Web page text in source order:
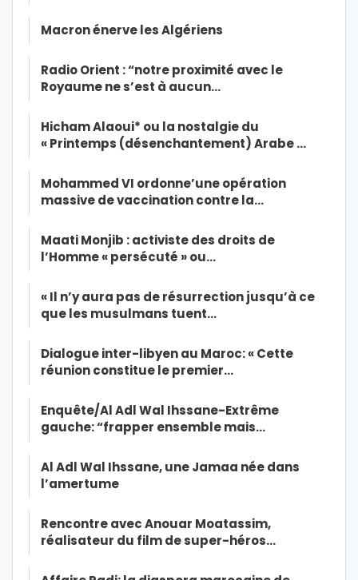
Macron énerve les Algériens
Radio Orient : “notre proximité avec le
Royaume ne s’est à aucun…
Hicham Alaoui* ou la nostalgie du
« Printemps (désenchantement) Arabe …
Mohammed VI ordonne’une opération
massive de vaccination contre la…
Maati Monjib : activiste des droits de
l’Homme « persécuté » ou…
« Il n’y aura pas de résurrection jusqu’à ce
que les musulmans tuent…
Dialogue inter-libyen au Maroc: « Cette
réunion constitue le premier…
Enquête/Al Adl Wal Ihssane-Extrême
gauche: “frapper ensemble mais…
Al Adl Wal Ihssane, une Jamaa née dans
l’amertume
Rencontre avec Anouar Moatassim,
réalisateur du film de super-héros…